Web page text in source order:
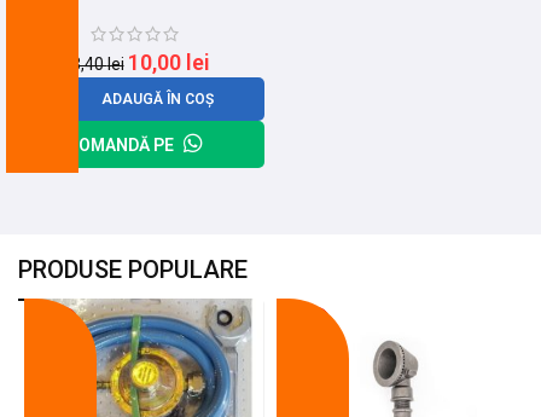
13,40lei 10,00 lei
ADAUGĂ ÎN COȘ
COMANDĂ PE
PRODUSE POPULARE